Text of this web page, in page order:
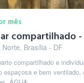
mês
Norte, Brasília - DF
compartilhado e
espaçosa e bem